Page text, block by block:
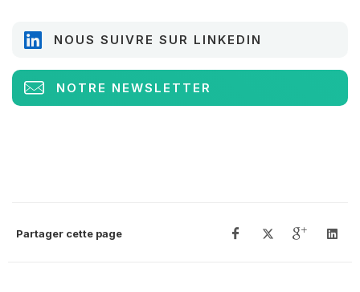
NOUS SUIVRE SUR LINKEDIN
NOTRE NEWSLETTER
Partager cette page